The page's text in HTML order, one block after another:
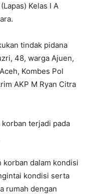
Kelas I A
tindak pidana
48, warga Ajuen,
Kombes Pol
AKP M Ryan Citra
terjadi pada
korban dalam kondisi
kondisi serta
rumah dengan